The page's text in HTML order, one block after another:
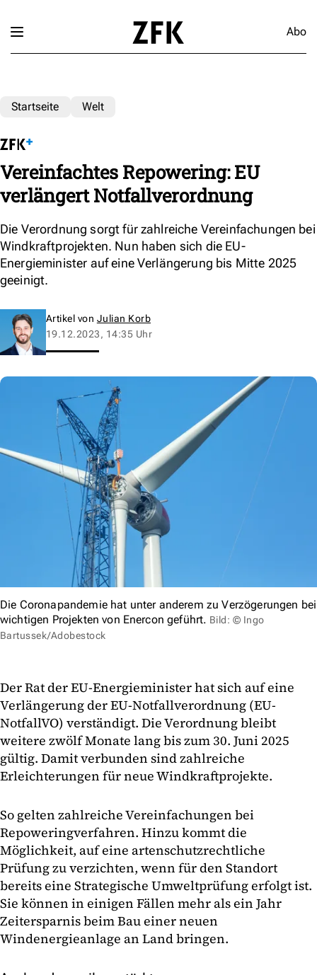
Abo
Startseite Welt
Vereinfachtes Repowering: EU
verlängert Notfallverordnung
Die Verordnung sorgt für zahlreiche Vereinfachungen bei
Windkraftprojekten. Nun haben sich die EU-
Energieminister auf eine Verlängerung bis Mitte 2025
geeinigt.
Artikel von Julian Korb
19.12.2023, 14:35 Uhr
Die Coronapandemie hat unter anderem zu Verzögerungen bei
wichtigen Projekten von Enercon geführt. Bild: © Ingo
Bartussek/Adobestock
Der Rat der EU-Energieminister hat sich auf eine
Verlängerung der EU-Notfallverordnung (EU-
NotfallVO) verständigt. Die Verordnung bleibt
weitere zwölf Monate lang bis zum 30. Juni 2025
gültig. Damit verbunden sind zahlreiche
Erleichterungen für neue Windkraftprojekte.
So gelten zahlreiche Vereinfachungen bei
Repoweringverfahren. Hinzu kommt die
Möglichkeit, auf eine artenschutzrechtliche
Prüfung zu verzichten, wenn für den Standort
bereits eine Strategische Umweltprüfung erfolgt ist.
Sie können in einigen Fällen mehr als ein Jahr
Zeitersparnis beim Bau einer neuen
Windenergieanlage an Land bringen.